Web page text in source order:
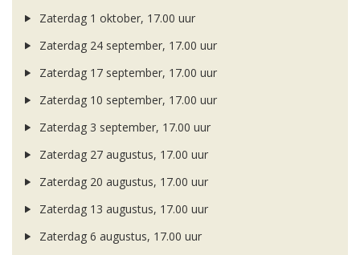
Zaterdag 1 oktober, 17.00 uur
Zaterdag 24 september, 17.00 uur
Zaterdag 17 september, 17.00 uur
Zaterdag 10 september, 17.00 uur
Zaterdag 3 september, 17.00 uur
Zaterdag 27 augustus, 17.00 uur
Zaterdag 20 augustus, 17.00 uur
Zaterdag 13 augustus, 17.00 uur
Zaterdag 6 augustus, 17.00 uur